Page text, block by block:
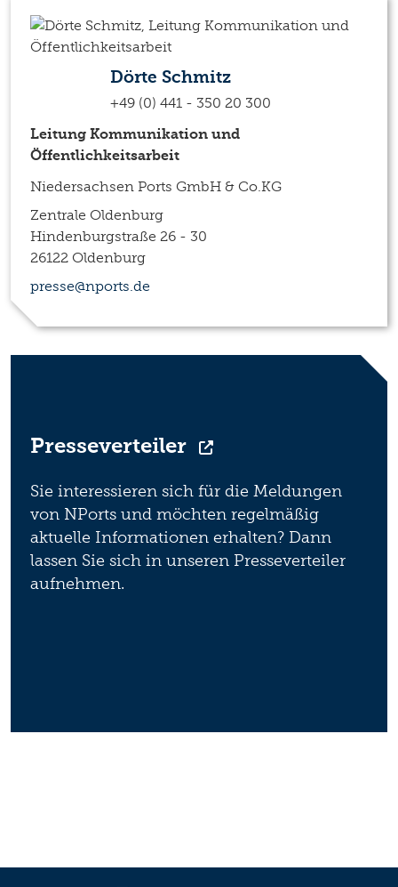
Dörte Schmitz
+49 (0) 441 - 350 20 300
Leitung Kommunikation und
Öffentlichkeitsarbeit
Niedersachsen Ports GmbH & Co.KG
Zentrale Oldenburg
Hindenburgstraße 26 - 30
26122 Oldenburg
presse@nports.de
Presseverteiler
Sie interessieren sich für die Meldungen
von NPorts und möchten regelmäßig
aktuelle Informationen erhalten? Dann
lassen Sie sich in unseren Presseverteiler
aufnehmen.